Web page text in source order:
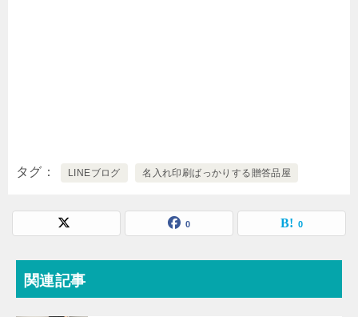
タグ LINEブログ 名入れ印刷ばっかりする贈答品屋
0 0
関連記事